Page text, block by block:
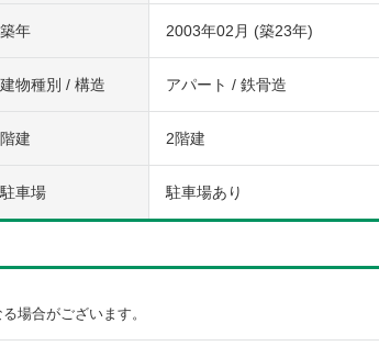
築年 2003年02月 (築23年)
建物種別 / 構造 アパート / 鉄骨造
階建 2階建
駐車場 駐車場あり
場合がございます。